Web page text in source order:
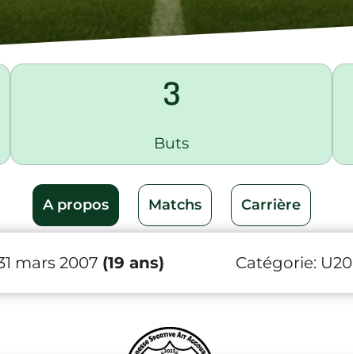
3
Buts
A propos Matchs Carrière
mars 2007 (19 ans) Catégorie: U20